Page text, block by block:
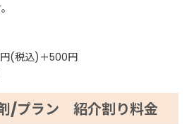
(税込)＋500円
/プラン 紹介割り料金